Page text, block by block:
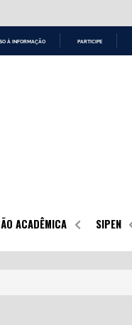
À INFORMAÇÃO PARTICIPE
ACADÊMICA SIPEN